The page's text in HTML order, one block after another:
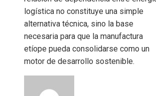
logística no constituye una simple
alternativa técnica, sino la base
necesaria para que la manufactura
etíope pueda consolidarse como un
motor de desarrollo sostenible.